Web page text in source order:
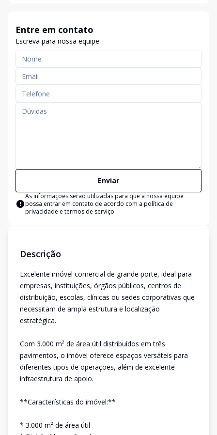
Entre em contato
Escreva para nossa equipe
Enviar
As informações serão utilizadas para que a nossa equipe
possa entrar em contato de acordo com a política de
privacidade e termos de serviço
Descrição
Excelente imóvel comercial de grande porte, ideal para
empresas, instituições, órgãos públicos, centros de
distribuição, escolas, clínicas ou sedes corporativas que
necessitam de ampla estrutura e localização
estratégica.
Com 3.000 m² de área útil distribuídos em três
pavimentos, o imóvel oferece espaços versáteis para
diferentes tipos de operações, além de excelente
infraestrutura de apoio.
**Características do imóvel:**
* 3.000 m² de área útil